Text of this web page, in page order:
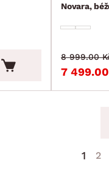
Novara,
7
8 999.00
1 2